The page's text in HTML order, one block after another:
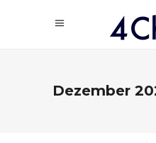
Dezember